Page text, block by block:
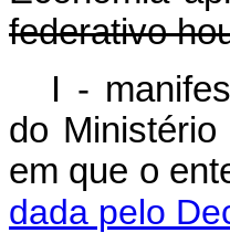
federativo
I -
do
em que o
dada pelo